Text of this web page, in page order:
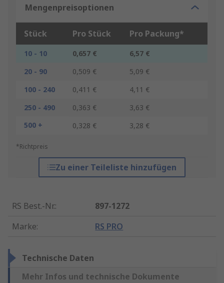
Mengenpreisoptionen
Stück Pro Stück Pro Packung*
10 - 10 0,657 €
6,57 €
20 - 90
0,509 €
5,09 €
100 - 240
0,411 €
4,11 €
250 - 490
0,363 €
3,63 €
500 +
0,328 € 3,28 €
*Richtpreis
Zu einer Teileliste hinzufügen
RS Best.-Nr.:
897-1272
Marke: RS PRO
Technische Daten
Mehr Infos und technische Dokumente